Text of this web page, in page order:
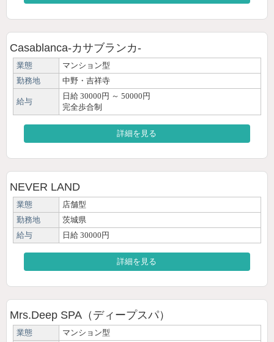
Casablanca-カサブランカ-
業態
マンション型
勤務地
中野・吉祥寺
給与
日給 30000円 ～ 50000円
完全歩合制
詳細を見る
NEVER LAND
業態
店舗型
勤務地
茨城県
給与
日給 30000円
詳細を見る
Mrs.Deep SPA（ディープスパ）
業態
マンション型